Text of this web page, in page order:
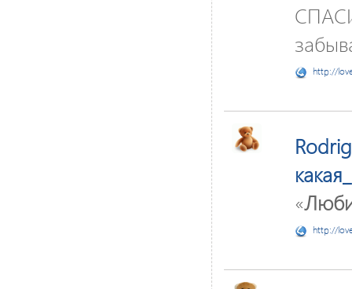
http://
«
http://